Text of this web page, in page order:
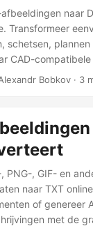
naar
Transformeer
schetsen,
CAD-
Alexandr Bobkov · 3
PNG-, GIF- en
naar TXT
of genereer
met de